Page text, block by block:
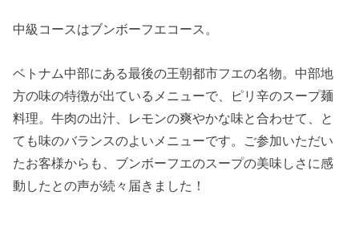
中級コースはブンボーフエコース。
ベトナム中部にある最後の王朝都市フエの名物。中部地
方の味の特徴が出ているメニューで、ピリ辛のスープ麺
料理。牛肉の出汁、レモンの爽やかな味と合わせて、と
ても味のバランスのよいメニューです。ご参加いただい
たお客様からも、ブンボーフエのスープの美味しさに感
動したとの声が続々届きました！